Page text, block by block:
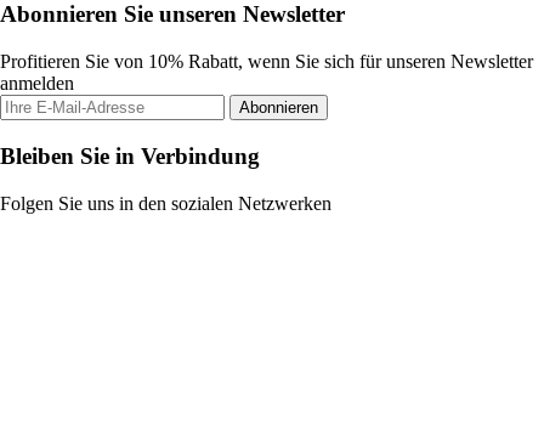
Abonnieren Sie unseren Newsletter
Profitieren Sie von 10% Rabatt, wenn Sie sich für unseren Newsletter
anmelden
Abonnieren
Bleiben Sie in Verbindung
Folgen Sie uns in den sozialen Netzwerken